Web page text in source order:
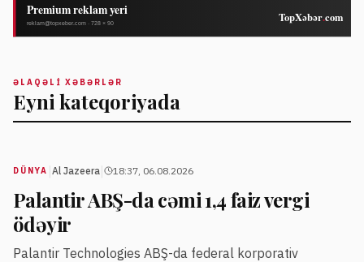
ƏLAQƏLI XƏBƏRLƏR
Eyni kateqoriyada
DÜNYA Al Jazeera 18:37, 06.08.2026
Palantir ABŞ-da cəmi 1,4 faiz vergi
ödəyir
Palantir Technologies ABŞ-da federal korporativ